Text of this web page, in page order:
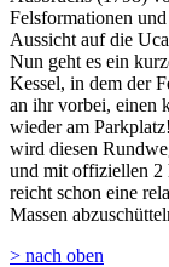
Felsformationen
Aussicht auf die
Nun geht es ein
Kessel, in dem der
an ihr vorbei, einen
wieder am
wird diesen
und mit offiziellen 2
reicht schon eine
Massen
> nach oben